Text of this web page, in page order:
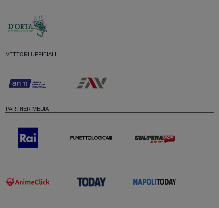
VETTORI UFFICIALI
PARTNER MEDIA